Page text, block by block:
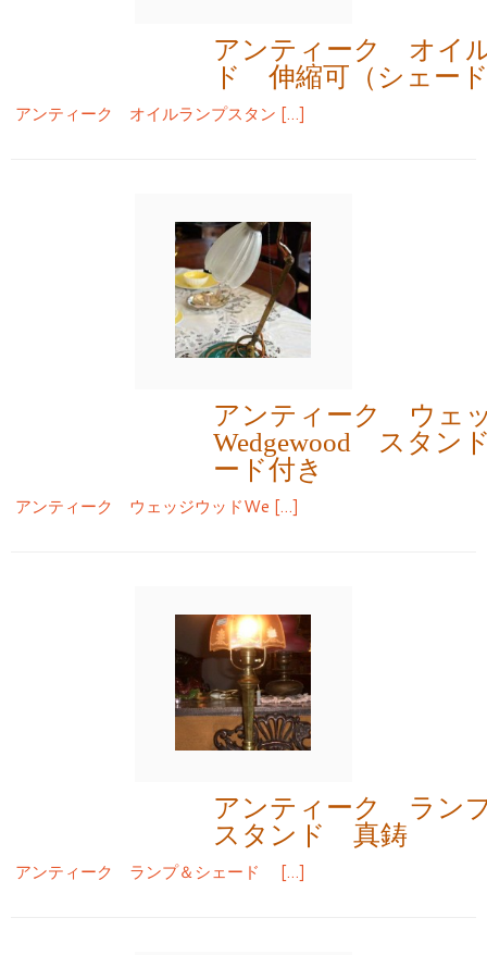
アンティーク オイ
ド 伸縮可（シェー
アンティーク オイルランプスタン […]
アンティーク ウェ
Wedgewood スタン
ード付き
アンティーク ウェッジウッドWe […]
アンティーク ラン
スタンド 真鋳
アンティーク ランプ＆シェード […]